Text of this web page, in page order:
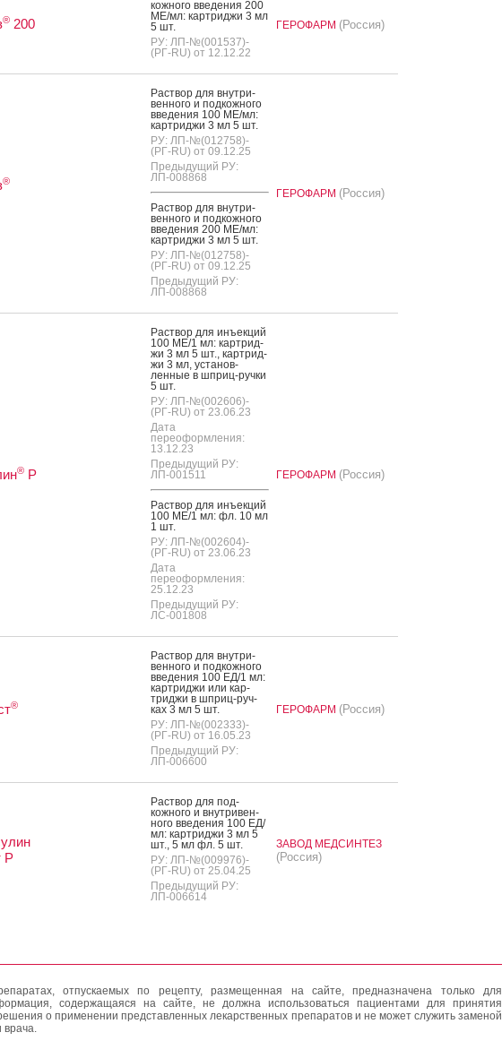
®200
кожно­го вве­дения 200
МЕ/мл: кар­трид­жи 3 мл
5 шт.
РУ: ЛП-№(001537)-
(РГ-RU) от 12.12.22
ГЕРОФАРМ (Россия)
®
Рас­твор для внут­ри­
вен­но­го и под­кожно­го
вве­дения 100 МЕ/мл:
кар­трид­жи 3 мл 5 шт.
РУ: ЛП-№(012758)-
(РГ-RU) от 09.12.25
Предыдущий РУ:
ЛП-008868
Рас­твор для внут­ри­
вен­но­го и под­кожно­го
вве­дения 200 МЕ/мл:
кар­трид­жи 3 мл 5 шт.
РУ: ЛП-№(012758)-
(РГ-RU) от 09.12.25
Предыдущий РУ:
ЛП-008868
ГЕРОФАРМ (Россия)
®Р
Рас­твор для инъ­ек­ций
100 МЕ/1 мл: кар­трид­
жи 3 мл 5 шт., кар­трид­
жи 3 мл, ус­та­нов­
ленные в шприц-руч­ки
5 шт.
РУ: ЛП-№(002606)-
(РГ-RU) от 23.06.23
Дата
переоформления:
13.12.23
Предыдущий РУ:
ЛП-001511
Рас­твор для инъ­ек­ций
100 МЕ/1 мл: фл. 10 мл
1 шт.
РУ: ЛП-№(002604)-
(РГ-RU) от 23.06.23
Дата
переоформления:
25.12.23
Предыдущий РУ:
ЛС-001808
ГЕРОФАРМ (Россия)
®
Рас­твор для внут­ри­
вен­но­го и под­кожно­го
вве­дения 100 ЕД/1 мл:
кар­трид­жи или кар­
трид­жи в шприц-руч­
ках 3 мл 5 шт.
РУ: ЛП-№(002333)-
(РГ-RU) от 16.05.23
Предыдущий РУ:
ЛП-006600
ГЕРОФАРМ (Россия)
Р
Рас­твор для под­
кожно­го и внут­ри­вен­
но­го вве­дения 100 ЕД/
мл: кар­трид­жи 3 мл 5
шт., 5 мл фл. 5 шт.
РУ: ЛП-№(009976)-
(РГ-RU) от 25.04.25
Предыдущий РУ:
ЛП-006614
ЗАВОД МЕДСИНТЕЗ
(Россия)
отпускаемых по рецепту, размещенная на сайте, предназначена только для
содержащаяся на сайте, не должна использоваться пациентами для принятия
о применении представленных лекарственных препаратов и не может служить заменой
врача.